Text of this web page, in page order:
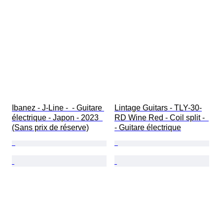
Ibanez - J-Line -  - Guitare
électrique - Japon - 2023
(Sans prix de réserve)
Lintage Guitars - TLY-30-
RD Wine Red - Coil split -
- Guitare électrique